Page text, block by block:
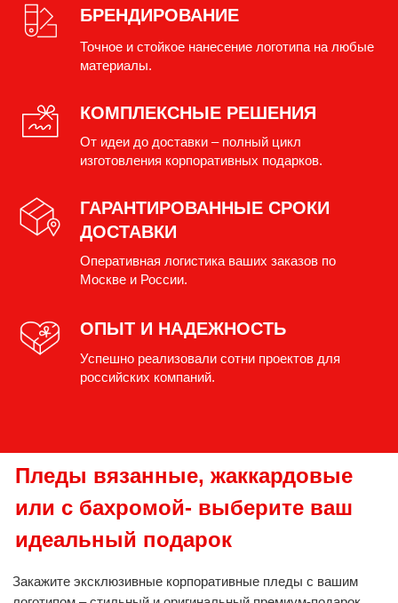
БРЕНДИРОВАНИЕ
Точное и стойкое нанесение логотипа на любые
материалы.
КОМПЛЕКСНЫЕ РЕШЕНИЯ
От идеи до доставки – полный цикл
изготовления корпоративных подарков.
ГАРАНТИРОВАННЫЕ СРОКИ
ДОСТАВКИ
Оперативная логистика ваших заказов по
Москве и России.
ОПЫТ И НАДЕЖНОСТЬ
Успешно реализовали сотни проектов для
российских компаний.